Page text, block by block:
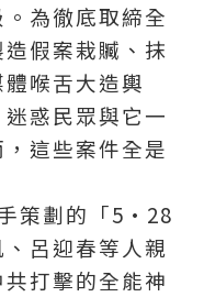
為徹底取締全
假案栽贓、抹
喉舌大造輿
惑民眾與它一
這些案件全是
策劃的「5·28
呂迎春等人親
打擊的全能神